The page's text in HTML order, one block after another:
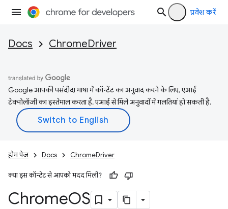
प्रवेश करें
Docs ChromeDriver
Google आपकी पसंदीदा भाषा में कॉन्टेंट का अनुवाद करने के लिए, एआई
टेक्नोलॉजी का इस्तेमाल करता है. एआई से मिले अनुवादों में गलतियां हो सकती हैं.
होम पेज Docs ChromeDriver
क्या इस कॉन्टेंट से आपको मदद मिली?
ChromeOS